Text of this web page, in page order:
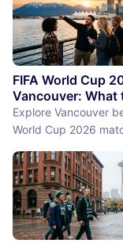
FIFA World Cup
Vancouver: What
Between Matches
Explore Vancouver
World Cup 2026
Island, discover the
things to do near BC
stadium.